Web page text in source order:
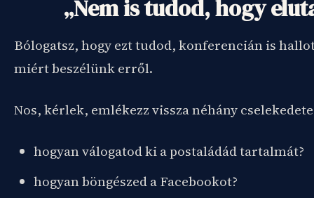
„Nem is tudod, hogy
Bólogatsz, hogy ezt tudod, konferencián is
miért beszélünk erről.
Nos, kérlek, emlékezz vissza néhány
hogyan válogatod ki a postaládád tartalmát?
hogyan böngészed a Facebookot?